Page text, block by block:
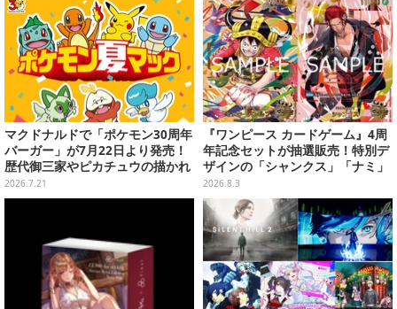
マクドナルドで「ポケモン30周年
バーガー」が7月22日より発売！
歴代御三家やピカチュウの描かれ
たオリジナルパッケージが可愛い
2026.7.21
『ワンピース カードゲーム』4周
年記念セットが抽選販売！特別デ
ザインの「シャンクス」「ナミ」
など9枚のプロモカードを収録
2026.8.3